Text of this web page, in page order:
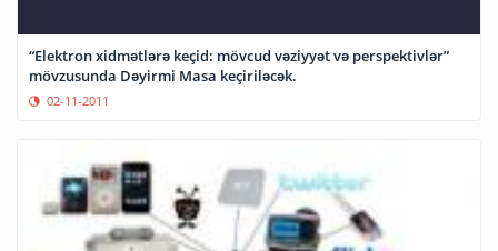
“Elektron xidmətlərə keçid: mövcud vəziyyət və perspektivlər”
mövzusunda Dəyirmi Masa keçiriləcək.
02-11-2011